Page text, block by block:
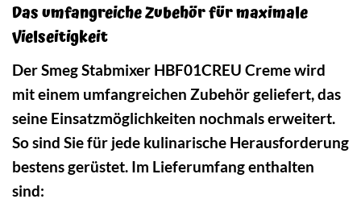
Das umfangreiche Zubehör für maximale
Vielseitigkeit
Der Smeg Stabmixer HBF01CREU Creme wird
mit einem umfangreichen Zubehör geliefert, das
seine Einsatzmöglichkeiten nochmals erweitert.
So sind Sie für jede kulinarische Herausforderung
bestens gerüstet. Im Lieferumfang enthalten
sind: